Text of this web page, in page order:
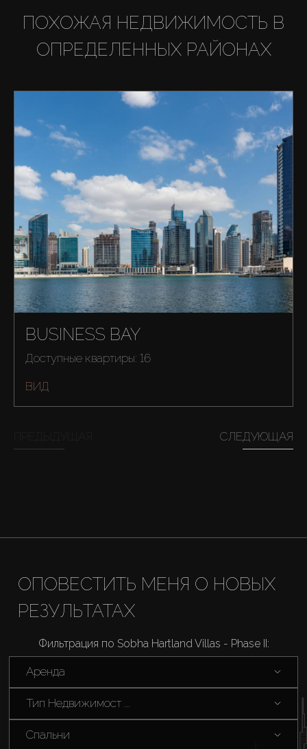
Купить
Аренда
ПОХОЖАЯ НЕДВИЖИМОСТЬ В
ОПРЕДЕЛЕННЫХ РАЙОНАХ
BUSINESS BAY
Доступные квартиры: 16
ВИД
СЛЕДУЮЩАЯ
ОПОВЕСТИТЬ МЕНЯ О НОВЫХ
РЕЗУЛЬТАТАХ
Фильтрация по Sobha Hartland Villas - Phase II:
Аренда
Тип Недвижимост ...
Спальни